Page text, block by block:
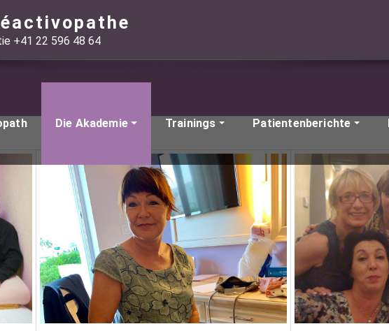
+41 22 596 48 64
Die Akademie Trainings Patientenberichte